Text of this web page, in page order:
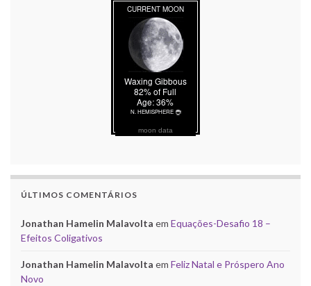
moon data
ÚLTIMOS COMENTÁRIOS
Jonathan Hamelin Malavolta em Equações-Desafio 18 –
Efeitos Coligativos
Jonathan Hamelin Malavolta em Feliz Natal e Próspero Ano
Novo